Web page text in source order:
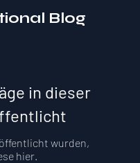
Blog
in dieser
wurden,
hier.